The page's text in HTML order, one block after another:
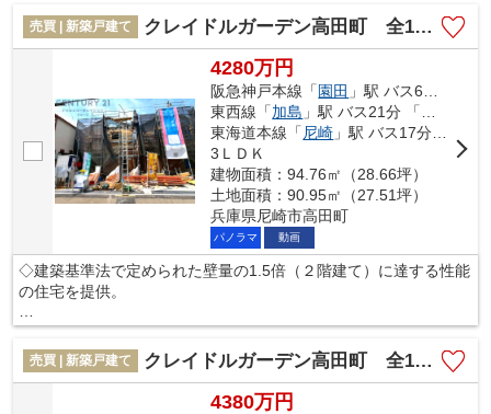
い暮らしを。快適なお住まいを見つけて、新しい生活をスタート
させましょう。これから先のあなたの生活を豊かにする不動産に
出会えます。ぜひご検討ください。
売買 | 新築戸建て クレイドルガーデン高田町 全15区画
4280万円
阪急神戸本線「園田 」駅 バス6分 「遊女塚」 停歩3分
東西線「加島 」駅 バス21分 「遊女塚」 停歩3分
東海道本線「 尼崎 」駅 バス17分 「遊女塚」 停歩3分
3ＬＤＫ
建物面積：94.76㎡（28.66坪）
土地面積：90.95㎡（27.51坪）
兵庫県尼崎市高田町
パノラマ 動画
◇建築基準法で定められた壁量の1.5倍（２階建て）に達する性能
の住宅を提供。
◇さらにその耐久性を上げる制震装置(SAFE365)を採用。震度６
強の揺れを最大６７％低減。
◇その制震装置を搭載することで、制震住宅のコストを下げるこ
売買 | 新築戸建て クレイドルガーデン高田町 全15区画
4380万円